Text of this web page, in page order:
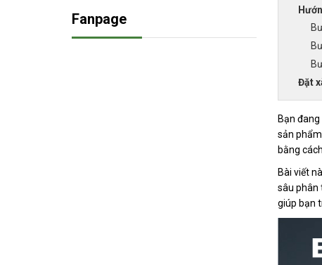
Đặt
Bạn
sản
bằng
Bài viết
sâu phân
giúp bạn
Fanpage